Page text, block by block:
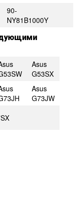
90-
NY81B1000Y
Asus
G53SX
Asus
G73JW